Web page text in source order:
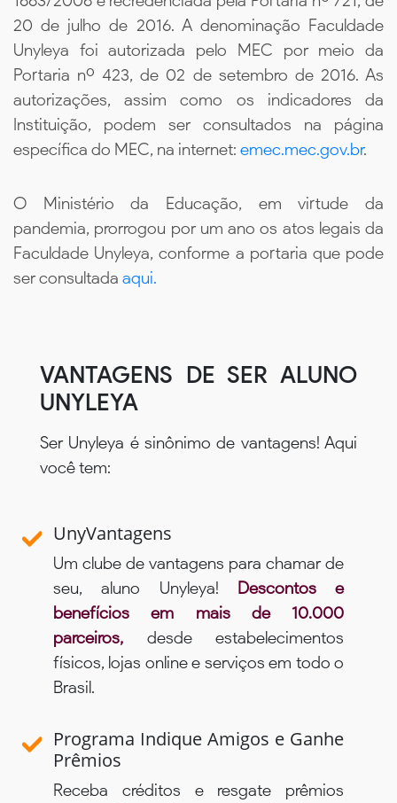
20 de julho de 2016. A denominação Faculdade
Unyleya foi autorizada pelo MEC por meio da
Portaria nº 423, de 02 de setembro de 2016. As
autorizações, assim como os indicadores da
Instituição, podem ser consultados na página
específica do MEC, na internet: emec.mec.gov.br.
O Ministério da Educação, em virtude da
pandemia, prorrogou por um ano os atos legais da
Faculdade Unyleya, conforme a portaria que pode
ser consultada aqui.
VANTAGENS DE SER ALUNO
UNYLEYA
Ser Unyleya é sinônimo de vantagens! Aqui
você tem:
UnyVantagens
Um clube de vantagens para chamar de
seu, aluno Unyleya! Descontos e
benefícios em mais de 10.000
parceiros, desde estabelecimentos
físicos, lojas online e serviços em todo o
Brasil.
Programa Indique Amigos e Ganhe
Prêmios
Receba créditos e resgate prêmios